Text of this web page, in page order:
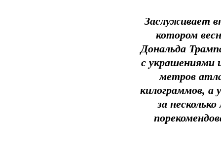
Заслуживает
котором
Дональда
с украшениями
метров
килограммов, а
за